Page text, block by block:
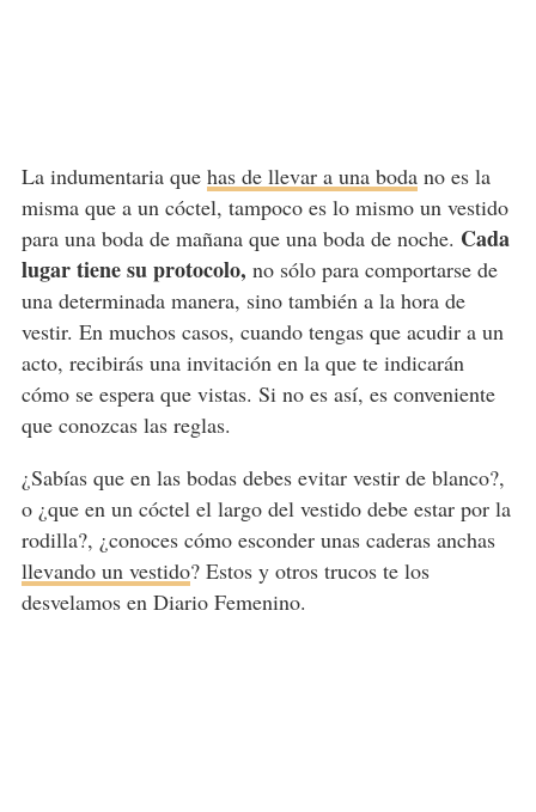
La indumentaria que has de llevar a una bodano es la
misma que a un cóctel, tampoco es lo mismo un vestido
para una boda de mañana que una boda de noche. Cada
lugar tiene su protocolo, no sólo para comportarse de
una determinada manera, sino también a la hora de
vestir. En muchos casos, cuando tengas que acudir a un
acto, recibirás una invitación en la que te indicarán
cómo se espera que vistas. Si no es así, es conveniente
que conozcas las reglas.
¿Sabías que en las bodas debes evitar vestir de blanco?,
o ¿que en un cóctel el largo del vestido debe estar por la
rodilla?, ¿conoces cómo esconder unas caderas anchas
llevando un vestido? Estos y otros trucos te los
desvelamos en Diario Femenino.